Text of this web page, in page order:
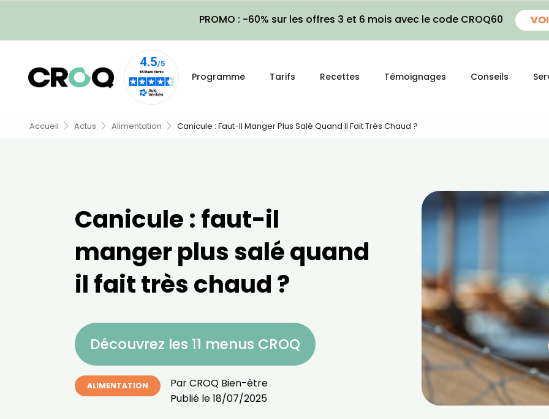
PROMO : -60% sur les offres 3 et 6 mois avec le code CROQ60
Programme Tarifs Recettes Témoignages Conseils
Accueil Actus Alimentation Canicule : Faut-Il Manger Plus Salé Quand Il Fait Très Chaud ?
Canicule : faut-il
manger plus salé quand
il fait très chaud ?
Découvrez les 11 menus CROQ
ALIMENTATION ParCROQ Bien-être
Publié le18/07/2025